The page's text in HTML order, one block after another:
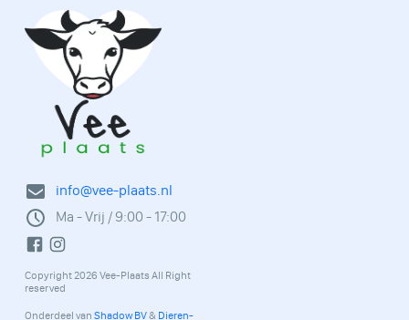
info@vee-plaats.nl
Ma - Vrij / 9:00 - 17:00
Copyright 2026 Vee-Plaats All Right
reserved
Onderdeel van Shadow BV& Dieren-